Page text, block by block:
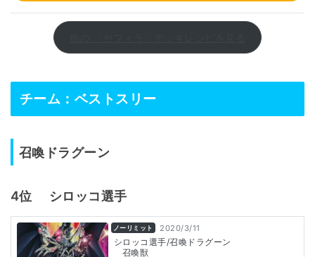
チーム：ベストスリー
召喚ドラグーン
4位 シロッコ選手
ノーリミット 2020/3/11
シロッコ選手/召喚ドラグーン
召喚獣